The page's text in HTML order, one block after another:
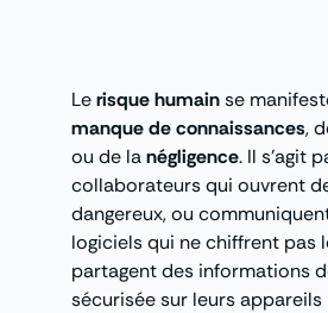
Lerisque humainse
manque de connaissances,
ou de lanégligence. Il s’agit
collaborateurs qui ouvrent
dangereux, ou
logiciels qui ne chiffrent pas
partagent des informations
sécurisée sur leurs appareils